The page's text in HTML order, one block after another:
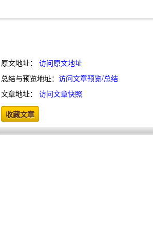
原文地址： 访问原文地址
总结与预览地址： 访问文章预览/总结
文章地址： 访问文章快照